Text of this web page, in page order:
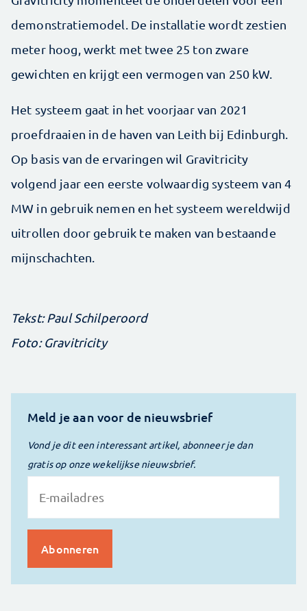
demonstratiemodel. De installatie wordt zestien
meter hoog, werkt met twee 25 ton zware
gewichten en krijgt een vermogen van 250 kW.
Het systeem gaat in het voorjaar van 2021
proefdraaien in de haven van Leith bij Edinburgh.
Op basis van de ervaringen wil Gravitricity
volgend jaar een eerste volwaardig systeem van 4
MW in gebruik nemen en het systeem wereldwijd
uitrollen door gebruik te maken van bestaande
mijnschachten.
Tekst: Paul Schilperoord
Foto: Gravitricity
Meld je aan voor de nieuwsbrief
Vond je dit een interessant artikel, abonneer je dan
gratis op onze wekelijkse nieuwsbrief.